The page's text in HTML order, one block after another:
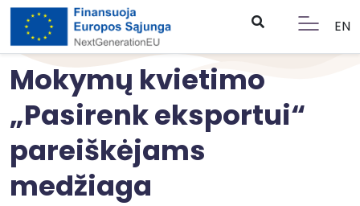
EN
Mokymų kvietimo
„Pasirenk eksportui“
pareiškėjams
medžiaga